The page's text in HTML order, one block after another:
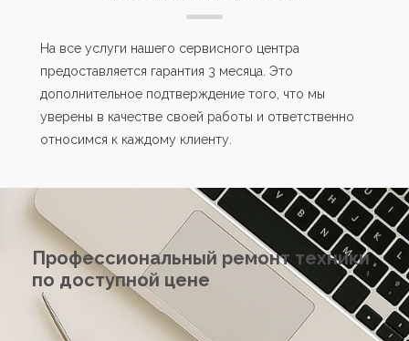
На все услуги нашего сервисного центра
предоставляется гарантия 3 месяца. Это
дополнительное подтверждение того, что мы
уверены в качестве своей работы и ответственно
относимся к каждому клиенту.
Профессиональный ремонт техники
по доступной цене